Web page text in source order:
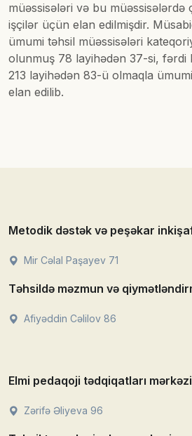
müəssisələri və bu müəssisələrdə
işçilər üçün elan edilmişdir.
ümumi təhsil müəssisələri
olunmuş 78 layihədən 37-si, fərdi
213 layihədən 83-ü olmaqla
elan edilib.
Metodik dəstək və peşəkar
Mir Cəlal Paşayev 71
Təhsildə məzmun və
Afiyəddin Cəlilov 86
Elmi pedaqoji tədqiqatları mərkəzi
Zərifə Əliyeva 96